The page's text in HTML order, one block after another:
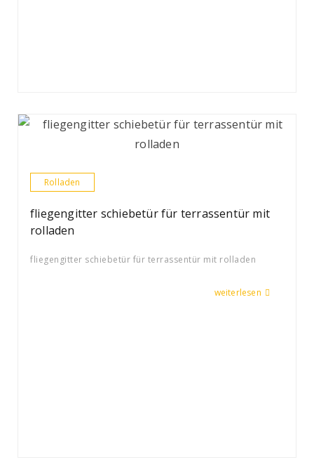
Rolladen
fliegengitter schiebetür für terrassentür mit
rolladen
fliegengitter schiebetür für terrassentür mit rolladen
weiterlesen